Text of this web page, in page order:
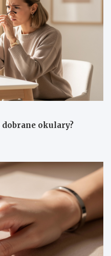
dobrane okulary?